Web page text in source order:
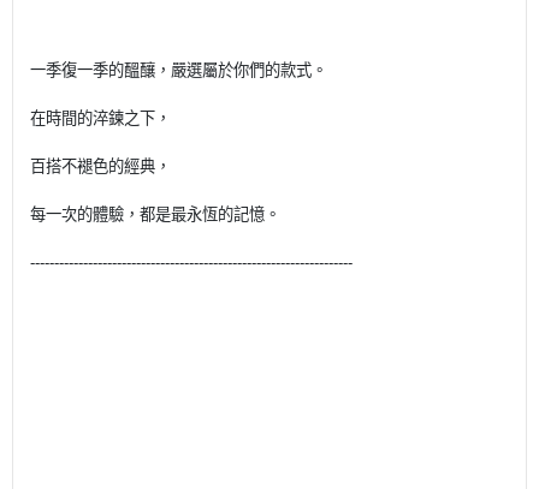
一季復一季的醞釀，嚴選屬於你們的款式。
在時間的淬鍊之下，
百搭不褪色的經典，
每一次的體驗，都是最永恆的記憶。
-------------------------------------------------------------------